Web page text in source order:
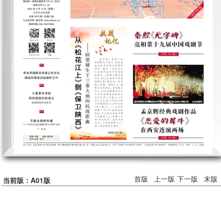
当前版：A01版 首版 上一版 下一版 末版